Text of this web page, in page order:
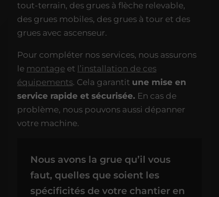
tout-terrain, des grues à flèche relevable,
des grues mobiles, des grues à tour et des
grues avec ascenseur.
Pour compléter nos services, nous assurons
le montage et l’installation de ces
équipements. Cela garantit une mise en
service rapide et sécurisée. En cas de
problème, nous pouvons aussi dépanner
votre machine.
Nous avons la grue qu’il vous
faut, quelles que soient les
spécificités de votre chantier en